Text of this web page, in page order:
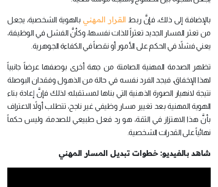
بالإضافة إلى ذلك، فإنَّ ربط القرار المهني بالهوية الشخصية، يجعل
من تعثر المسار الجديد تعثراً للذات نفسها، وكأنَّ الفشل في الوظيفة،
يعني فشلاً في الحكم على الأمور أو نقصاً في الكفاءة الجوهرية.
تظهر الصدمة المهنية الصامتة من جهة أخرى بوصفها عرضاً جانبياً
لهذا الإخفاق، فيجد الفرد نفسه في حالة من الذهول وفقدان البوصلة
نتيجة لانهيار الصورة الذهنية التي بناها لمستقبله؛ لذلك فإنَّ إعادة بناء
الهوية المهنية بعد تغيير مسار وظيفي غير ناجح، تتطلب أولاً الاعتراف
بأنَّ هذا الاهتزاز في الثقة، هو رد فعل طبيعي للصدمة، وليس حكماً
نهائياً على القدرات الشخصية.
شاهد بالفيديو: خطوات تبديل المسار المهني